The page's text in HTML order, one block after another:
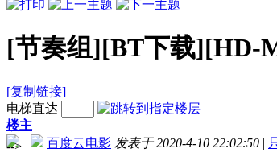
[节奏组][BT下载][HD-
[复制链接]
电梯直达
楼主
百度云电影 发表于 2020-4-10 22:02:50 |
-->